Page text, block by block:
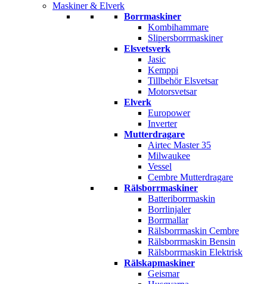
Maskiner & Elverk
Borrmaskiner
Kombihammare
Slipersborrmaskiner
Elsvetsverk
Jasic
Kemppi
Tillbehör Elsvetsar
Motorsvetsar
Elverk
Europower
Inverter
Mutterdragare
Airtec Master 35
Milwaukee
Vessel
Cembre Mutterdragare
Rälsborrmaskiner
Batteriborrmaskin
Borrlinjaler
Borrmallar
Rälsborrmaskin Cembre
Rälsborrmaskin Bensin
Rälsborrmaskin Elektrisk
Rälskapmaskiner
Geismar